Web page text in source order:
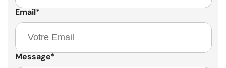
Email*
Message*